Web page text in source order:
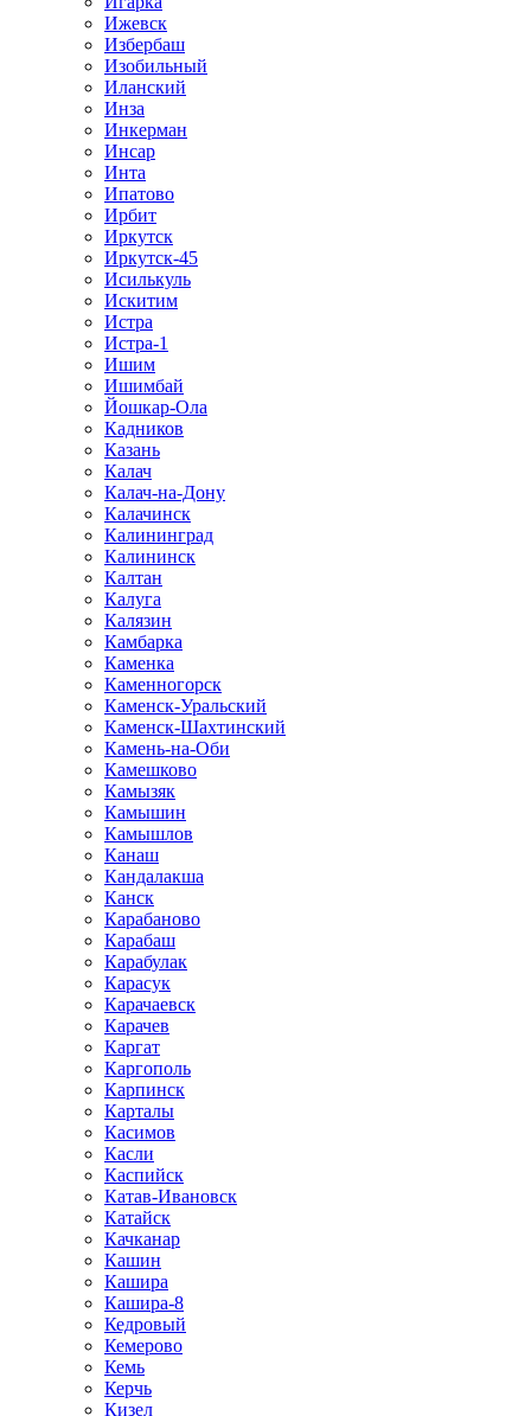
Ижевск
Избербаш
Изобильный
Иланский
Инза
Инкерман
Инсар
Инта
Ипатово
Ирбит
Иркутск
Иркутск-45
Исилькуль
Искитим
Истра
Истра-1
Ишим
Ишимбай
Йошкар-Ола
Кадников
Казань
Калач
Калач-на-Дону
Калачинск
Калининград
Калининск
Калтан
Калуга
Калязин
Камбарка
Каменка
Каменногорск
Каменск-Уральский
Каменск-Шахтинский
Камень-на-Оби
Камешково
Камызяк
Камышин
Камышлов
Канаш
Кандалакша
Канск
Карабаново
Карабаш
Карабулак
Карасук
Карачаевск
Карачев
Каргат
Каргополь
Карпинск
Карталы
Касимов
Касли
Каспийск
Катав-Ивановск
Катайск
Качканар
Кашин
Кашира
Кашира-8
Кедровый
Кемерово
Кемь
Керчь
Кизел